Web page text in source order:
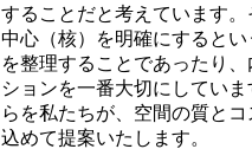
することだと考えています
中心（核）を明確にすると
を整理することであったり
ションを一番大切にしてい
らを私たちが、空間の質と
込めて提案いたします。